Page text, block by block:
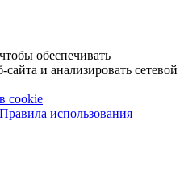
обеспечивать
и анализировать сетевой
cookie
Правила использования